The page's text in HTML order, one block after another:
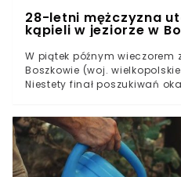
28-letni mężczyzna
kąpieli w jeziorze w
W piątek późnym wieczorem
Boszkowie (woj.
Niestety finał poszukiwań
mężczyzna, nigdy nie
godzinę trwały
miejsce zgłoszenia
nurkową.